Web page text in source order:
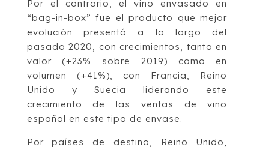
Por el contrario, el vino envasado en
“bag-in-box” fue el producto que mejor
evolución presentó a lo largo del
pasado 2020, con crecimientos, tanto en
valor (+23% sobre 2019) como en
volumen (+41%), con Francia, Reino
Unido y Suecia liderando este
crecimiento de las ventas de vino
español en este tipo de envase.
Por países de destino, Reino Unido,